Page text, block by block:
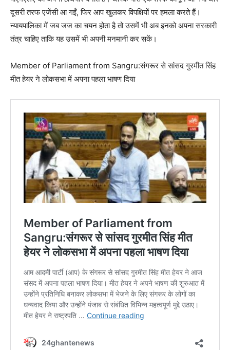
दूसरी तरफ एजेंसी आ गईं, फिर आप खुलकर विपक्षियों पर हमला करते हैं।
न्यायपालिका में जब जज का चयन होता है तो उसमें भी अब इनको अपना सरकारी
तंत्र चाहिए ताकि यह उसमें भी अपनी मनमानी कर सकें।
Member of Parliament from Sangru:संगरूर से सांसद गुरमीत सिंह
मीत हेयर ने लोकसभा में अपना पहला भाषण दिया